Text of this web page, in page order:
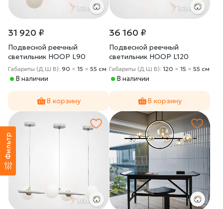
Фильтр
31 920 ₽
Подвесной реечный
светильник HOOP L90
Черный
Габариты (Д Ш В): 90 × 15 × 55 cм
В наличии
В корзину
36 160 ₽
Подвесной реечный
светильник HOOP L120
ЛАТУНЬ
Габариты (Д Ш В): 120 × 15 × 55 cм
В наличии
В корзину